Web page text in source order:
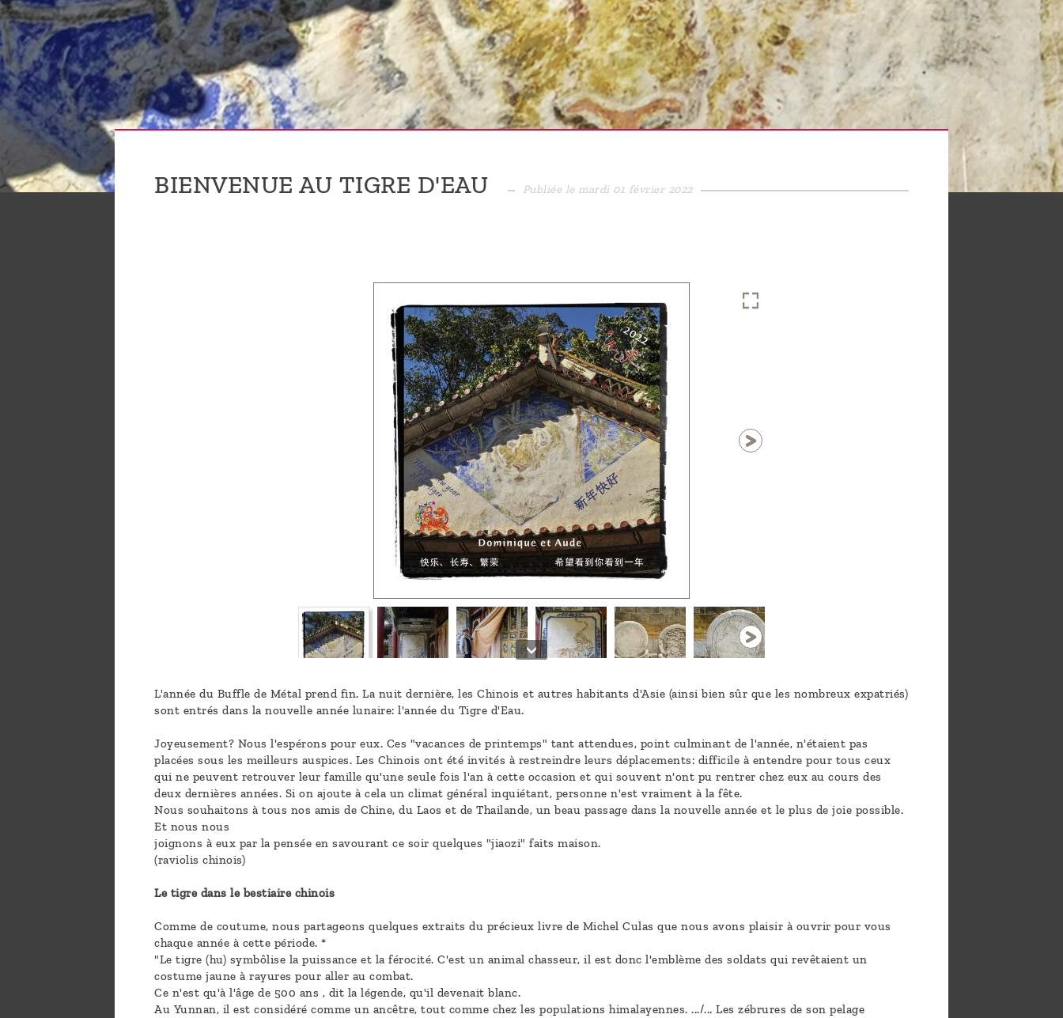
sommes-
nous ?
Découvrir
le thé
Pu'Erh
Comment
infuser
BIENVENUE AU TIGRE D'EAU Publiée le mardi 01 février 2022
L'année du Buffle de Métal prend fin. La nuit dernière, les Chinois et autres habitants d'Asie (ainsi bien sûr que les nombreux expatriés)
sont entrés dans la nouvelle année lunaire: l'année du Tigre d'Eau.
Joyeusement? Nous l'espérons pour eux. Ces "vacances de printemps" tant attendues, point culminant de l'année, n'étaient pas
placées sous les meilleurs auspices. Les Chinois ont été invités à restreindre leurs déplacements: difficile à entendre pour tous ceux
qui ne peuvent retrouver leur famille qu'une seule fois l'an à cette occasion et qui souvent n'ont pu rentrer chez eux au cours des
deux dernières années. Si on ajoute à cela un climat général inquiétant, personne n'est vraiment à la fête.
Nous souhaitons à tous nos amis de Chine, du Laos et de Thailande, un beau passage dans la nouvelle année et le plus de joie possible.
Et nous nous
joignons à eux par la pensée en savourant ce soir quelques "jiaozi" faits maison.
(raviolis chinois)
Le tigre dans le bestiaire chinois
Comme de coutume, nous partageons quelques extraits du précieux livre de Michel Culas que nous avons plaisir à ouvrir pour vous
chaque année à cette période. *
"Le tigre (hu) symbôlise la puissance et la férocité. C'est un animal chasseur, il est donc l'emblème des soldats qui revêtaient un
costume jaune à rayures pour aller au combat.
Ce n'est qu'à l'âge de 500 ans , dit la légende, qu'il devenait blanc.
Au Yunnan, il est considéré comme un ancêtre, tout comme chez les populations himalayennes. .../... Les zébrures de son pelage